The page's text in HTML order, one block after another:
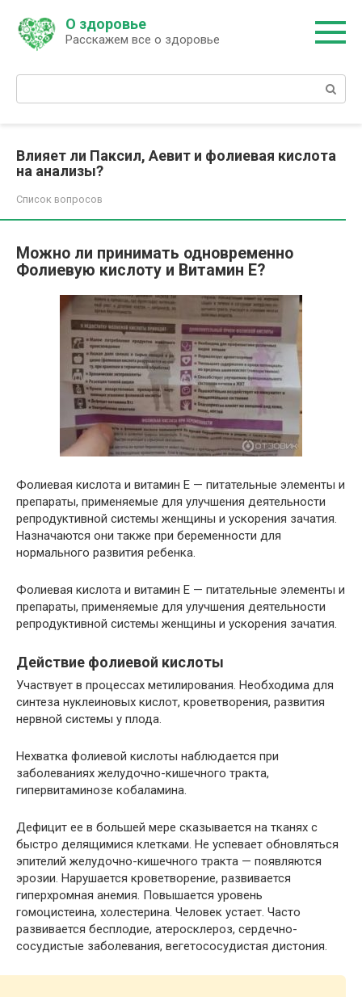
контенту
О здоровье
Расскажем все о здоровье
Поиск:
Влияет ли Паксил, Аевит и фолиевая кислота
на анализы?
Список вопросов
Можно ли принимать одновременно
Фолиевую кислоту и Витамин Е?
Фолиевая кислота и витамин Е — питательные элементы и
препараты, применяемые для улучшения деятельности
репродуктивной системы женщины и ускорения зачатия.
Назначаются они также при беременности для
нормального развития ребенка.
Фолиевая кислота и витамин Е — питательные элементы и
препараты, применяемые для улучшения деятельности
репродуктивной системы женщины и ускорения зачатия.
Действие фолиевой кислоты
Участвует в процессах метилирования. Необходима для
синтеза нуклеиновых кислот, кроветворения, развития
нервной системы у плода.
Нехватка фолиевой кислоты наблюдается при
заболеваниях желудочно-кишечного тракта,
гипервитаминозе кобаламина.
Дефицит ее в большей мере сказывается на тканях с
быстро делящимися клетками. Не успевает обновляться
эпителий желудочно-кишечного тракта — появляются
эрозии. Нарушается кроветворение, развивается
гиперхромная анемия. Повышается уровень
гомоцистеина, холестерина. Человек устает. Часто
развивается бесплодие, атеросклероз, сердечно-
сосудистые заболевания, вегетососудистая дистония.